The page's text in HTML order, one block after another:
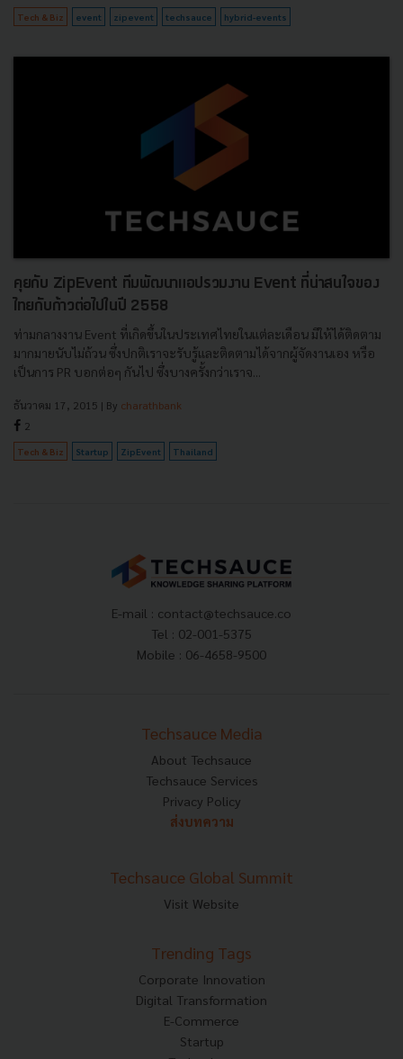
Tech & Biz event zipevent techsauce hybrid-events
คุยกับ ZipEvent ทีมพัฒนาแอปรวมงาน Event ที่น่าสนใจของ
ไทยกับก้าวต่อไปในปี 2558
ท่ามกลางงาน Event ที่เกิดขึ้นในประเทศไทยในแต่ละเดือน มีให้ได้ติดตาม
มากมายนับไม่ถ้วน ซึ่งปกติเราจะรับรู้และติดตามได้จากผู้จัดงานเอง หรือ
เป็นการ PR บอกต่อๆ กันไป ซึ่งบางครั้งกว่าเราจ...
ธันวาคม 17, 2015 | By charathbank
2
Tech & Biz Startup ZipEvent Thailand
E-mail : contact@techsauce.co
Tel : 02-001-5375
Mobile : 06-4658-9500
Techsauce Media
About Techsauce
Techsauce Services
Privacy Policy
ส่งบทความ
Techsauce Global Summit
Visit Website
Trending Tags
Corporate Innovation
Digital Transformation
E-Commerce
Startup